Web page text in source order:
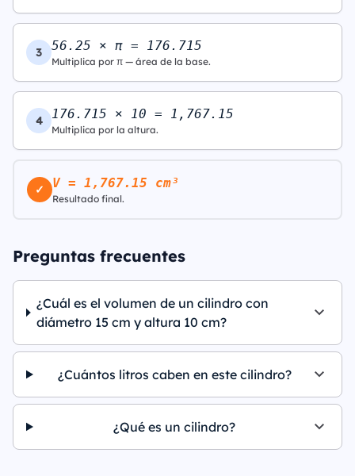
3 56.25 × π = 176.715
Multiplica por π — área de la base.
4 176.715 × 10 = 1,767.15
Multiplica por la altura.
✓ V = 1,767.15 cm³
Resultado final.
Preguntas frecuentes
¿Cuál es el volumen de un cilindro con
diámetro 15 cm y altura 10 cm?
¿Cuántos litros caben en este cilindro?
¿Qué es un cilindro?